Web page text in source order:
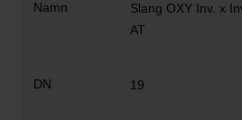
Slang OXY Inv. x
AT
19